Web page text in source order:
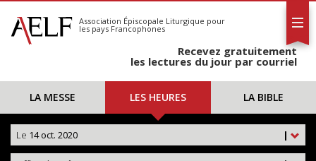
S'abonner
Calendrier
Association Épiscopale Liturgique pour
les pays Francophones
Recevez gratuitement
les lectures du jour par courriel
LA MESSE LES HEURES LA BIBLE
|
Le 14 oct. 2020